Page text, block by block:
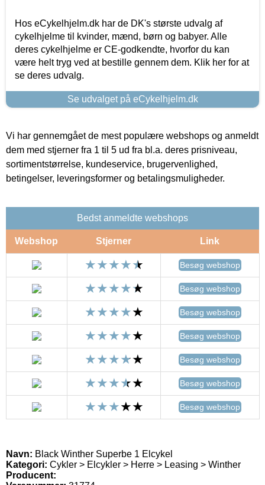
Hos eCykelhjelm.dk har de DK's største udvalg af
cykelhjelme til kvinder, mænd, børn og babyer. Alle
deres cykelhjelme er CE-godkendte, hvorfor du kan
være helt tryg ved at bestille gennem dem. Klik her for at
se deres udvalg.
Se udvalget på eCykelhjelm.dk
Vi har gennemgået de mest populære webshops og anmeldt
dem med stjerner fra 1 til 5 ud fra bl.a. deres prisniveau,
sortimentstørrelse, kundeservice, brugervenlighed,
betingelser, leveringsformer og betalingsmuligheder.
Bedst anmeldte webshops
Webshop Stjerner Link
Besøg webshop
Besøg webshop
Besøg webshop
Besøg webshop
Besøg webshop
Besøg webshop
Besøg webshop
Navn: Black Winther Superbe 1 Elcykel
Kategori: Cykler > Elcykler > Herre > Leasing > Winther
Producent: